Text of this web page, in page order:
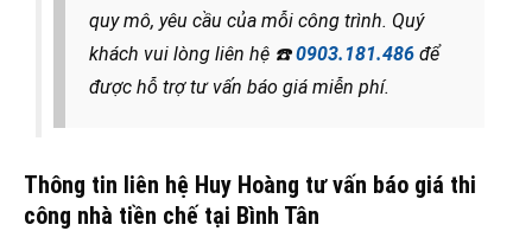
quy mô, yêu cầu của mỗi công trình. Quý
khách vui lòng liên hệ ☎️0903.181.486 để
được hỗ trợ tư vấn báo giá miễn phí.
Thông tin liên hệ Huy Hoàng tư vấn báo giá thi
công nhà tiền chế tại Bình Tân